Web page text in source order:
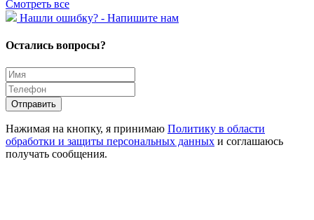
Смотреть все
Hашли ошибку? - Напишите нам
Остались вопросы?
Отправить
Нажимая на кнопку, я принимаю Политику в области
обработки и защиты персональных данных и соглашаюсь
получать сообщения.